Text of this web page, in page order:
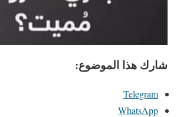
شارك هذا الموضوع:
Telegram
WhatsApp